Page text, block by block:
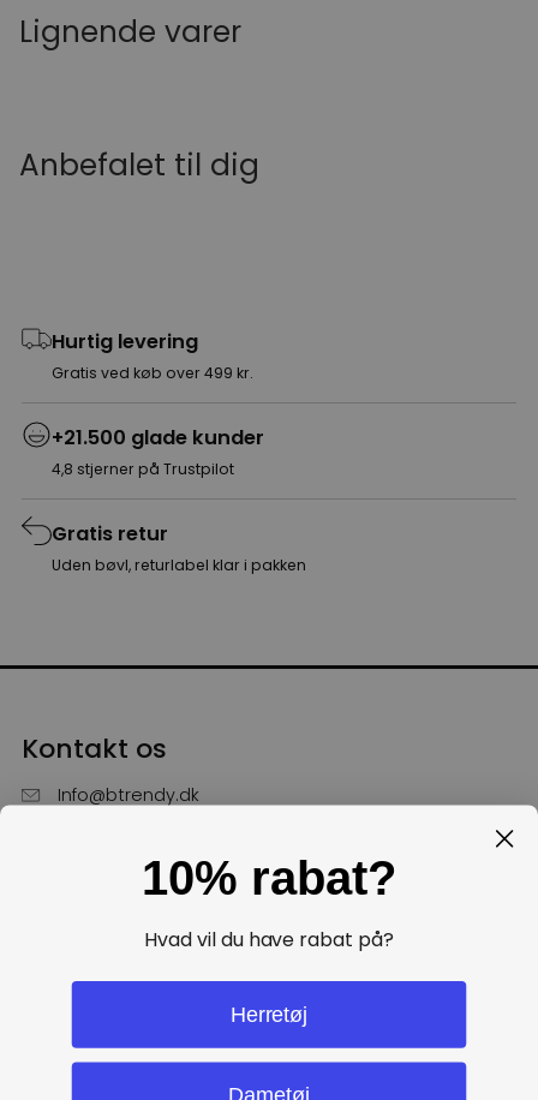
Lignende varer
Anbefalet til dig
Hurtig levering
Gratis ved køb over 499 kr.
+21.500 glade kunder
4,8 stjerner på Trustpilot
Gratis retur
Uden bøvl, returlabel klar i pakken
Kontakt os
Info@btrendy.dk
Hverdage fra kl. 10 - 16
10% rabat?
Hvad vil du have rabat på?
Herretøj